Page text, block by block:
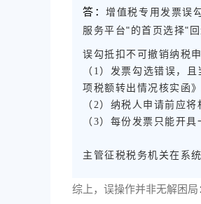
答：增值税专用发票误
服务平台"的首页选择"
误勾抵扣不可撤销纳税
（1）发票勾选错误，
项税额转出情况核实函》
（2）纳税人申请前应
（3）每份发票只能开
主管征税税务机关在系
综上，误操作并非无解困